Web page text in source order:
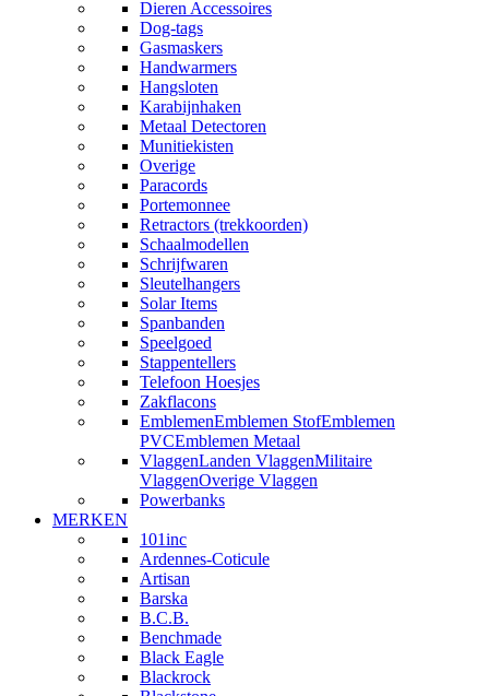
Dieren Accessoires
Dog-tags
Gasmaskers
Handwarmers
Hangsloten
Karabijnhaken
Metaal Detectoren
Munitiekisten
Overige
Paracords
Portemonnee
Retractors (trekkoorden)
Schaalmodellen
Schrijfwaren
Sleutelhangers
Solar Items
Spanbanden
Speelgoed
Stappentellers
Telefoon Hoesjes
Zakflacons
EmblemenEmblemen StofEmblemen
PVCEmblemen Metaal
VlaggenLanden VlaggenMilitaire
VlaggenOverige Vlaggen
Powerbanks
MERKEN
101inc
Ardennes-Coticule
Artisan
Barska
B.C.B.
Benchmade
Black Eagle
Blackrock